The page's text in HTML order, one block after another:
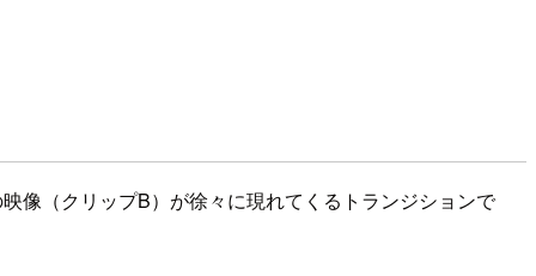
像（クリップB）が徐々に現れてくるトランジションで